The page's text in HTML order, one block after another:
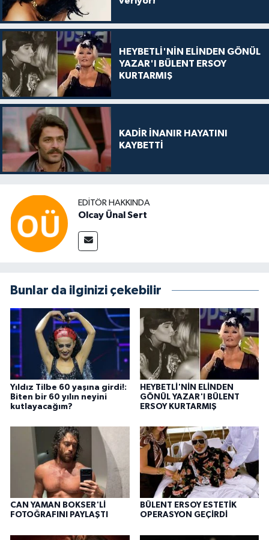
HEYBETLİ'NİN ELİNDEN GÖNÜL
YAZAR'I BÜLENT ERSOY
KURTARMIŞ
KADİR İNANIR HAYATINI
KAYBETTİ
EDITÖR HAKKINDA
Olcay Ünal Sert
Bunlar da ilginizi çekebilir
Yıldız Tilbe 60 yaşına girdi!:
Biten bir 60 yılın neyini
kutlayacağım?
HEYBETLİ'NİN ELİNDEN
GÖNÜL YAZAR'I BÜLENT
ERSOY KURTARMIŞ
CAN YAMAN BOKSER'Lİ
FOTOĞRAFINI PAYLAŞTI
BÜLENT ERSOY ESTETİK
OPERASYON GEÇİRDİ